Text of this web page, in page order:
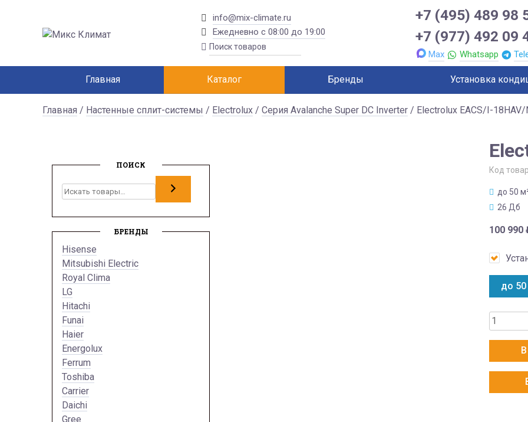
info@mix-climate.ru
Ежедневно с 08:00 до 19:00
+7 (495) 489 98
+7 (977) 492 09
Max Whatsapp
Главная Каталог Бренды Установка
Главная / Настенные сплит-системы / Electrolux / Серия Avalanche Super DC Inverter / Electrolux EACS/I-18HAV/
Код
до 50
26 Дб
100 990
до 50
товара
EACS/I-
18HAV/
ПОИСК
Поиск
БРЕНДЫ
Hisense
Mitsubishi Electric
Royal Clima
LG
Hitachi
Funai
Haier
Energolux
Ferrum
Toshiba
Carrier
Daichi
Gree